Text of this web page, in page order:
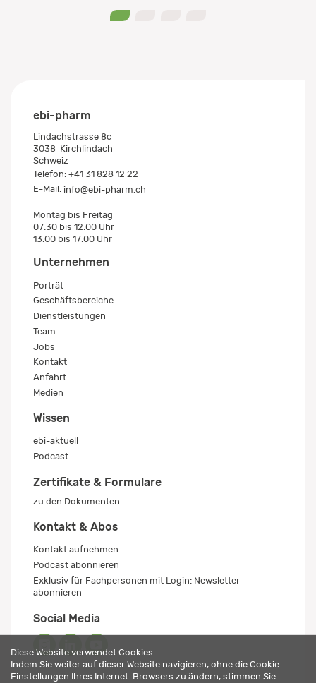
ebi-pharm
Lindachstrasse 8c
3038 Kirchlindach
Schweiz
Telefon: +41 31 828 12 22
E-Mail: info@ebi-pharm.ch
Montag bis Freitag
07:30 bis 12:00 Uhr
13:00 bis 17:00 Uhr
Unternehmen
Porträt
Geschäftsbereiche
Dienstleistungen
Team
Jobs
Kontakt
Anfahrt
Medien
Wissen
ebi-aktuell
Podcast
Zertifikate & Formulare
zu den Dokumenten
Kontakt & Abos
Kontakt aufnehmen
Podcast abonnieren
Exklusiv für Fachpersonen mit Login: Newsletter
abonnieren
Social Media
Diese Website verwendet Cookies.
Indem Sie weiter auf dieser Website navigieren, ohne die Cookie-
Einstellungen Ihres Internet-Browsers zu ändern, stimmen Sie